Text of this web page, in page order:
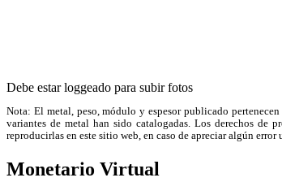
Debe estar loggeado para subir fotos
Nota: El metal, peso, módulo y espesor publicado
variantes de metal han sido catalogadas. Los derechos de
reproducirlas en este sitio web, en caso de apreciar algún
Monetario Virtual